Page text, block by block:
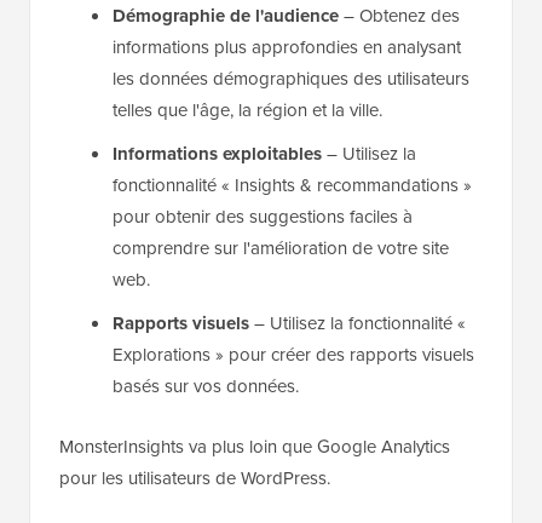
Démographie de l'audience– Obtenez des
informations plus approfondies en analysant
les données démographiques des utilisateurs
telles que l'âge, la région et la ville.
Informations exploitables– Utilisez la
fonctionnalité « Insights & recommandations »
pour obtenir des suggestions faciles à
comprendre sur l'amélioration de votre site
web.
Rapports visuels– Utilisez la fonctionnalité «
Explorations » pour créer des rapports visuels
basés sur vos données.
MonsterInsights va plus loin que Google Analytics
pour les utilisateurs de WordPress.